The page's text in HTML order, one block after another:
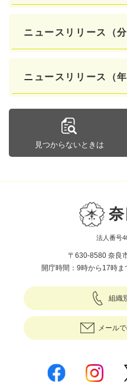
ニュースリリース（分
ニュースリリース（年
見つからないときは
法人番号
〒630-8580 奈良
開庁時間：9時から17時ま
組織
メール